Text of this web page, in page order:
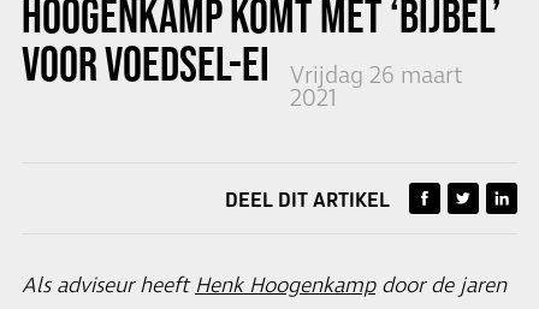
HOOGENKAMP KOMT MET ‘BIJBEL’
VOOR VOEDSEL-EIWITTEN
Vrijdag 26 maart
2021
DEEL DIT ARTIKEL
Als adviseur heeftHenk Hoogenkampdoor de jaren